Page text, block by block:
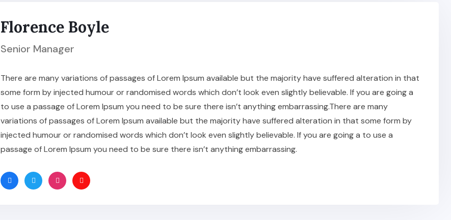
Florence Boyle
Senior Manager
There are many variations of passages of Lorem Ipsum available but the majority have suffered alteration in that
some form by injected humour or randomised words which don’t look even slightly believable. If you are going a
to use a passage of Lorem Ipsum you need to be sure there isn’t anything embarrassing.There are many
variations of passages of Lorem Ipsum available but the majority have suffered alteration in that some form by
injected humour or randomised words which don’t look even slightly believable. If you are going a to use a
passage of Lorem Ipsum you need to be sure there isn’t anything embarrassing.